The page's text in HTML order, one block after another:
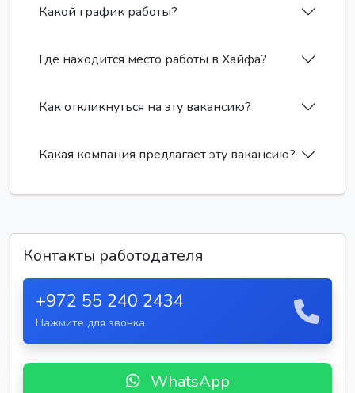
Какой график работы?
Где находится место работы в Хайфа?
Как откликнуться на эту вакансию?
Какая компания предлагает эту вакансию?
Контакты работодателя
+972 55 240 2434
Нажмите для звонка
WhatsApp